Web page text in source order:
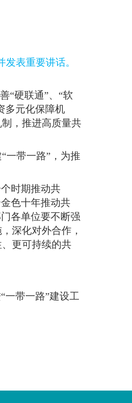
发表重要讲话。
“硬联通”、“软
多元化保障机
，推进高质量共
一带一路”，为推
时期推动共
色十年推动共
各单位要不断强
深化对外合作，
更可持续的共
一带一路”建设工